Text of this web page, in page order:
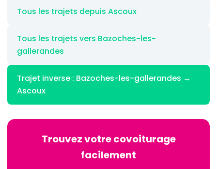
Tous les trajets depuis Ascoux
Tous les trajets vers Bazoches-les-
gallerandes
Trajet inverse : Bazoches-les-gallerandes →
Ascoux
Trouvez votre covoiturage
facilement